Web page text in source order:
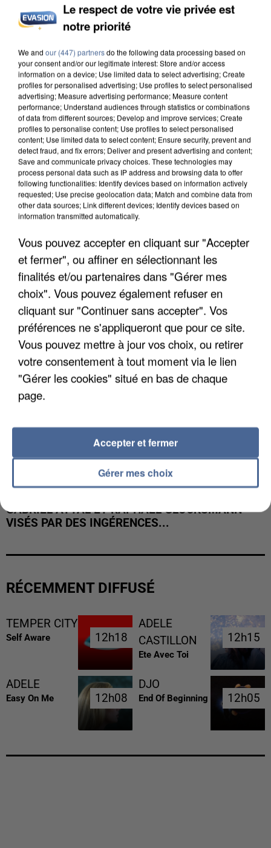
COULÉE DE BOUE EN HAUTE-SAVOIE
LES DONNÉES DE 300 000 CLIENTS DÉROBÉES À
INTERMARCHÉ APRÈS UNE...
GABRIEL ATTAL ET RAPHAËL GLUCKSMANN
VISÉS PAR DES INGÉRENCES...
RÉCEMMENT DIFFUSÉ
TEMPER CITY
Self Aware 12h18
12h18
ADELE
CASTILLON
Ete Avec Toi
12h15
12h15
ADELE
Easy On Me 12h08
12h08
DJO
End Of Beginning 12h05
12h05
Le respect de votre vie privée est
notre priorité
We and our (447) partnersdo the following data processing based on
your consent and/or our legitimate interest: Store and/or access
information on a device; Use limited data to select advertising; Create
profiles for personalised advertising; Use profiles to select personalised
advertising; Measure advertising performance; Measure content
performance; Understand audiences through statistics or combinations
of data from different sources; Develop and improve services; Create
profiles to personalise content; Use profiles to select personalised
content; Use limited data to select content; Ensure security, prevent and
detect fraud, and fix errors; Deliver and present advertising and content;
Save and communicate privacy choices. These technologies may
process personal data such as IP address and browsing data to offer
following functionalities: Identify devices based on information actively
requested; Use precise geolocation data; Match and combine data from
other data sources; Link different devices; Identify devices based on
information transmitted automatically.
Vous pouvez accepter en cliquant sur "Accepter
et fermer", ou affiner en sélectionnant les
finalités et/ou partenaires dans "Gérer mes
choix". Vous pouvez également refuser en
cliquant sur "Continuer sans accepter". Vos
préférences ne s'appliqueront que pour ce site.
Vous pouvez mettre à jour vos choix, ou retirer
votre consentement à tout moment via le lien
"Gérer les cookies" situé en bas de chaque
page.
Gérer mes choix
Accepter et fermer